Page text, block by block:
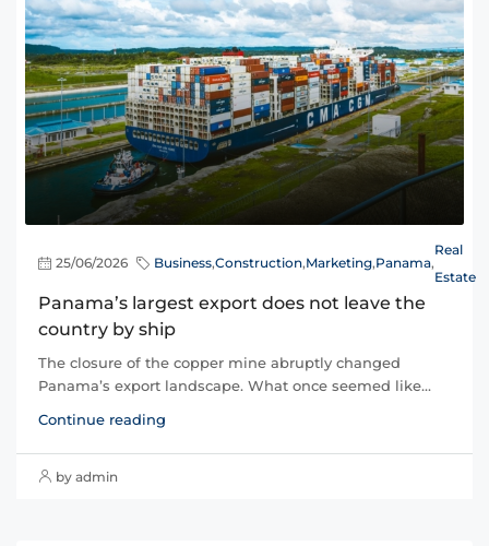
25/06/2026 Business,Construction,Marketing,Panama,
Real
Estate
Panama’s largest export does not leave the
country by ship
The closure of the copper mine abruptly changed
Panama’s export landscape. What once seemed like...
Continue reading
by admin